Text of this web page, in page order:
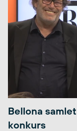
Bellona
konkurs